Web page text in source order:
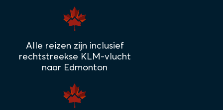
Alle reizen zijn inclusief
rechtstreekse KLM-vlucht
naar Edmonton